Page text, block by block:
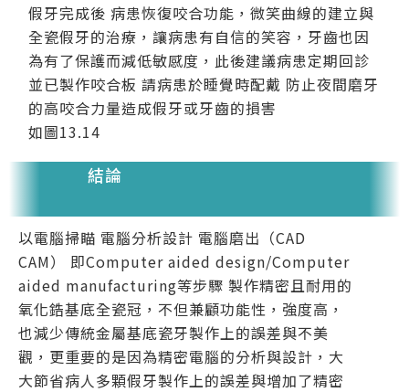
假牙完成後 病患恢復咬合功能，微笑曲線的建立與
全瓷假牙的治療，讓病患有自信的笑容，牙齒也因
為有了保護而減低敏感度，此後建議病患定期回診
並已製作咬合板 請病患於睡覺時配戴 防止夜間磨牙
的高咬合力量造成假牙或牙齒的損害
如圖13.14
結論
以電腦掃瞄 電腦分析設計 電腦磨出（CAD
CAM） 即Computer aided design/Computer
aided manufacturing等步驟 製作精密且耐用的
氧化鋯基底全瓷冠，不但兼顧功能性，強度高，
也減少傳統金屬基底瓷牙製作上的誤差與不美
觀，更重要的是因為精密電腦的分析與設計，大
大節省病人多顆假牙製作上的誤差與增加了精密